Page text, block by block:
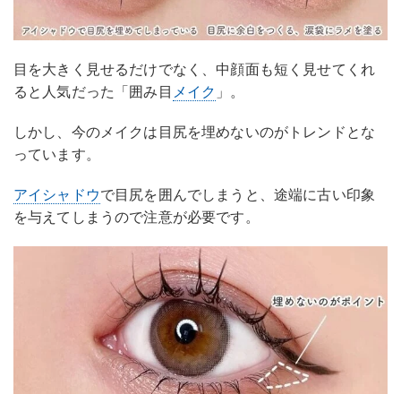
目を大きく見せるだけでなく、中顔面も短く見せてくれ
ると人気だった「囲み目 メイク 」。
しかし、今のメイクは目尻を埋めないのがトレンドとな
っています。
アイシャドウで目尻を囲んでしまうと、途端に古い印象
を与えてしまうので注意が必要です。